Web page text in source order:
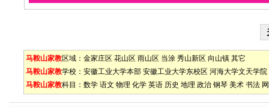
马鞍山家教区域： 金家庄区 花山区 雨山区 当涂 秀山新区 向山镇 其它
马鞍山家教学校： 安徽工业大学本部 安徽工业大学东校区 河海大学文天学院
马鞍山家教科目： 数学 语文 物理 化学 英语 历史 地理 政治 钢琴 美术 书法